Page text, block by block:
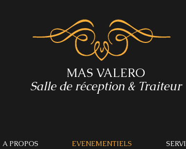
MAS VALERO
Salle de réception & Traiteur
A PROPOS EVENEMENTIELS